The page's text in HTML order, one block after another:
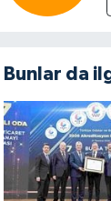
Bunlar da